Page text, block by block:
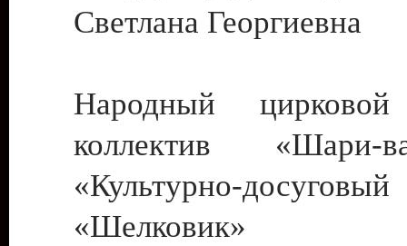
Светлана Георгиевна
Народный цирковой
коллектив
«Культурно-
«Шелковик»